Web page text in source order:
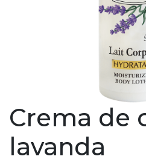
Crema de
lavanda